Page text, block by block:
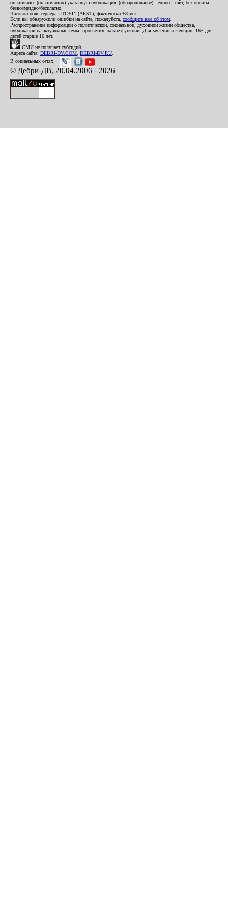
оплатившее (оплативших) указанную публикацию (обнародование) - едино - сайт, без оплаты -
безвозмездно/бесплатно.
Часовой пояс сервера UTC+11 (AEST), фактически +8 мск.
Если вы обнаружили ошибки на сайте, пожалуйста, сообщите нам об этом
Распространение информации о политической, социальной, духовной жизни общества,
публикации на актуальные темы, просветительские функции. Для мужчин и женщин. 16+ для
детей старше 16 лет.
СМИ не получает субсидий.
Адреса сайта: DEBRI-DV.COM DEBRI-DV.RU
В социальных сетях:
© Дебри-ДВ, 20.04.2006 - 2026